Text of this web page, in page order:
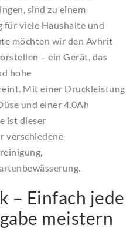
sind zu einem
für viele Haushalte und
möchten wir den Avhrit
– ein Gerät, das
hohe
Mit einer Druckleistung
und einer 4.0Ah
ist dieser
verschiedene
– Einfach jede
meistern